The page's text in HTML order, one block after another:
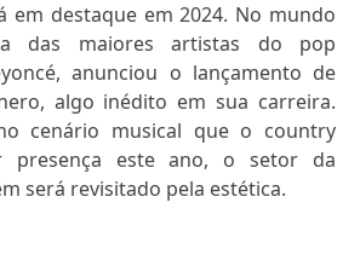
em destaque em 2024. No mundo
das maiores artistas do pop
anunciou o lançamento de
algo inédito em sua carreira.
cenário musical que o country
presença este ano, o setor da
será revisitado pela estética.